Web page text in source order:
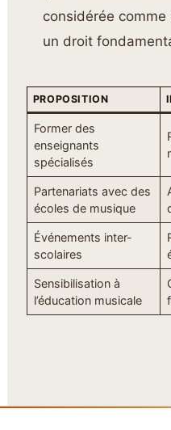
considérée
un droit
PROPOSITION
Former des
enseignants
spécialisés
Partenariats avec des
écoles de musique
Événements inter-
scolaires
Sensibilisation à
l’éducation musicale